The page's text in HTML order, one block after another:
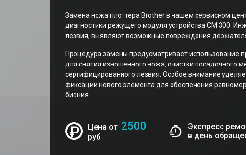
Замена ножа плоттера Brother в нашем сервисном
диагностики режущего модуля устройства CM 300.
лезвия, выявляют возможные повреждения
Процедура замены предусматривает использование
для снятия изношенного ножа, очистки посадочного
сертифицированного лезвия. Особое внимание
фиксации нового элемента для обеспечения
биения.
Цена от 2500
руб
Экспресс
в день